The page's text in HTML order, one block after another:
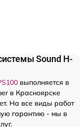
Sound H-
выполняется в
в Красноярске
На все виды работ
гарантию - мы в